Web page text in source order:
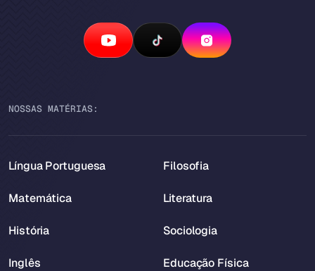
NOSSAS MATÉRIAS:
Língua Portuguesa
Matemática
História
Inglês
Filosofia
Literatura
Sociologia
Educação Física